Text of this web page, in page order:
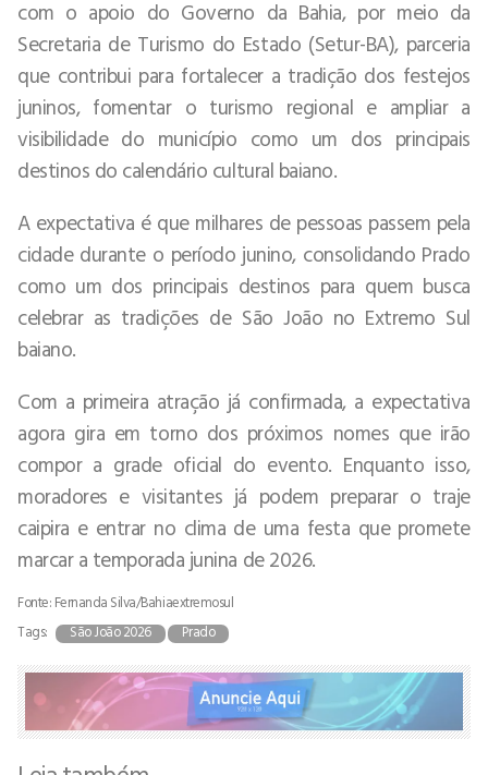
com o apoio do Governo da Bahia, por meio da
Secretaria de Turismo do Estado (Setur-BA), parceria
que contribui para fortalecer a tradição dos festejos
juninos, fomentar o turismo regional e ampliar a
visibilidade do município como um dos principais
destinos do calendário cultural baiano.
A expectativa é que milhares de pessoas passem pela
cidade durante o período junino, consolidando Prado
como um dos principais destinos para quem busca
celebrar as tradições de São João no Extremo Sul
baiano.
Com a primeira atração já confirmada, a expectativa
agora gira em torno dos próximos nomes que irão
compor a grade oficial do evento. Enquanto isso,
moradores e visitantes já podem preparar o traje
caipira e entrar no clima de uma festa que promete
marcar a temporada junina de 2026.
Fonte: Fernanda Silva/Bahiaextremosul
Tags:
São João 2026 Prado